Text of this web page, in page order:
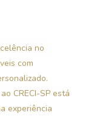
no
com
CRECI-SP está
experiência